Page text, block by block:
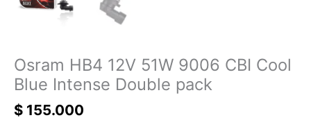
Osram HB4 12V 51W 9006 CBI Cool
Blue Intense Double pack
$ 155.000